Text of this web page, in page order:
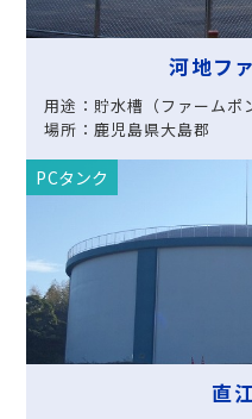
河地フ
用途：貯水槽（ファームポ
場所：鹿児島県大島郡
PCタンク
直